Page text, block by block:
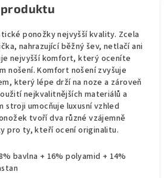
ponožky nejvyšší kvality. Zcela
nahrazující běžný šev, netlačí ani
nejvyšší komfort, který oceníte
nošení. Komfort nošení zvyšuje
který lépe drží na noze a zároveň
nejkvalitnějších materiálů a
stroji umocňuje luxusní vzhled
tvoří dva různé vzájemně
pro ty, kteří ocení originalitu.
bavlna + 16% polyamid + 14%